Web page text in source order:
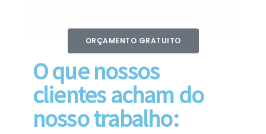
ORÇAMENTO GRATUITO
O que nossos
clientes acham do
nosso trabalho: